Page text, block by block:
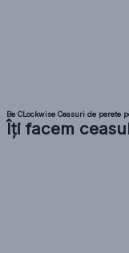
Be CLockwise Ceasuri de perete
Îți facem